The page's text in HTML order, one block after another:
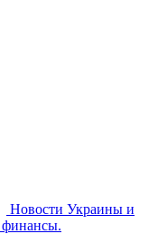
Новости Украины и